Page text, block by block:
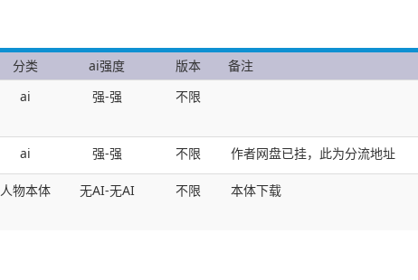
分类 ai强度 版本
备注
ai 强-强 不限
ai 强-强 不限 作者网盘已挂，此为分流地址
人物本体 无AI-无AI 不限 本体下载